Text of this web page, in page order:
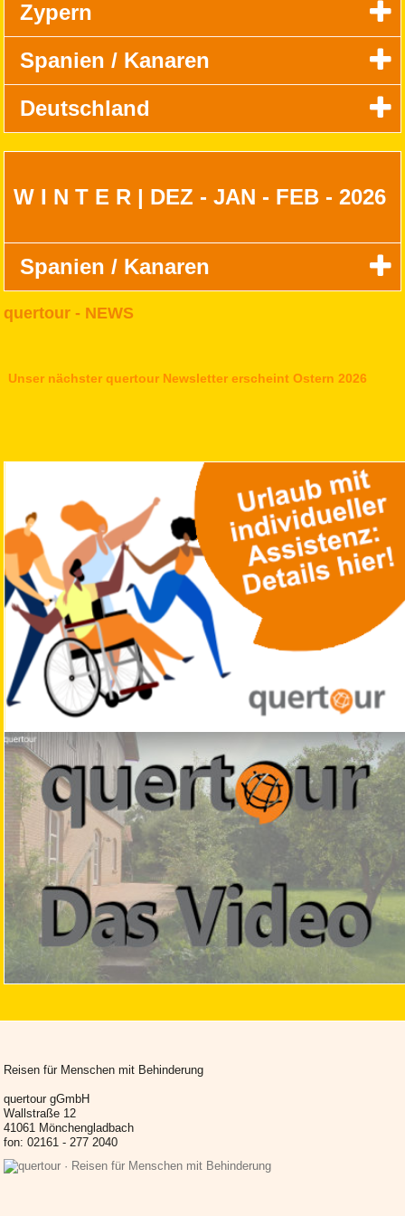
Zypern
Spanien / Kanaren
Deutschland
W I N T E R | DEZ - JAN - FEB - 2026
Spanien / Kanaren
quertour - NEWS
Unser nächster quertour Newsletter erscheint Ostern 2026
Reisen für Menschen mit Behinderung
quertour gGmbH
Wallstraße 12
41061 Mönchengladbach
fon: 02161 - 277 2040